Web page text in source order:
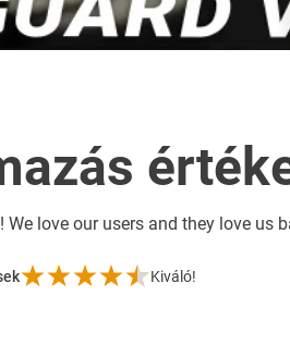
We love our users and they love us
Kiváló!